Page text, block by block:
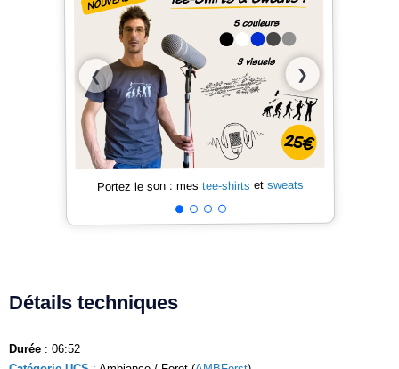
❮ ❯
Portez le son : mes tee-shirts et sweats
Détails techniques
Durée : 06:52